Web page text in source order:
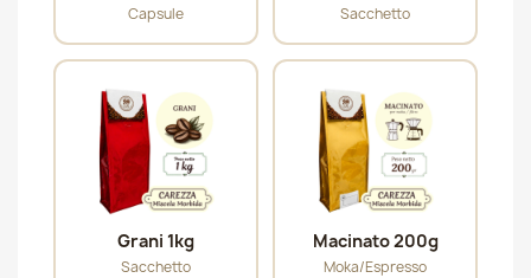
Capsule Sacchetto
Grani 1kg
Sacchetto
Macinato 200g
Moka/Espresso